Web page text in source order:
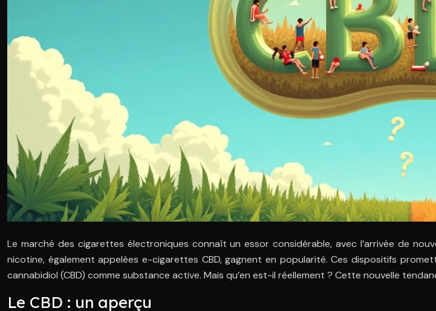
Le marché des cigarettes électroniques connaît un essor considérable, avec l’arrivée de
nicotine, également appelées e-cigarettes CBD, gagnent en popularité. Ces dispositifs
cannabidiol (CBD) comme substance active. Mais qu’en est-il réellement ? Cette nouvelle
Le CBD : un aperçu